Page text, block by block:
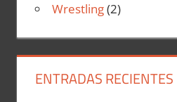
Wrestling(2)
ENTRADAS RECIENTES